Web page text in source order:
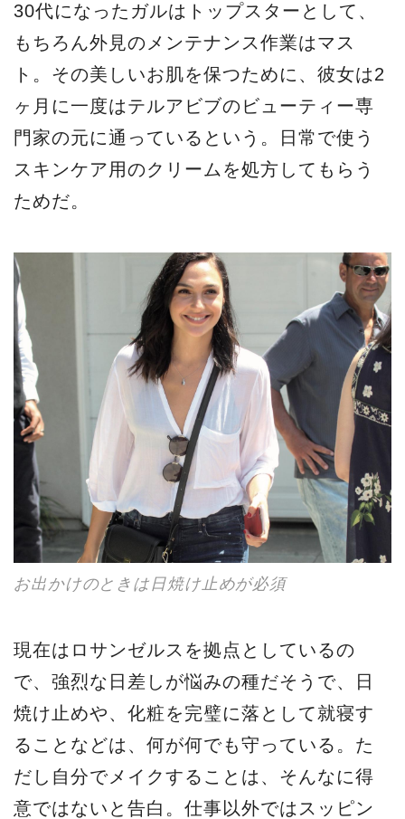
30代になったガルはトップスターとして、
もちろん外見のメンテナンス作業はマス
ト。その美しいお肌を保つために、彼女は2
ヶ月に一度はテルアビブのビューティー専
門家の元に通っているという。日常で使う
スキンケア用のクリームを処方してもらう
ためだ。
お出かけのときは日焼け止めが必須
現在はロサンゼルスを拠点としているの
で、強烈な日差しが悩みの種だそうで、日
焼け止めや、化粧を完璧に落として就寝す
ることなどは、何が何でも守っている。た
だし自分でメイクすることは、そんなに得
意ではないと告白。仕事以外ではスッピン